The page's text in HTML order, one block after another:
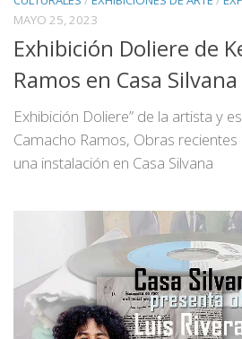
MAYO 25, 2023
Exhibición Doliere de
Ramos en Casa Silvana
Exhibición Doliere” de la artista y
Camacho Ramos, Obras
una instalación en Casa Silvana